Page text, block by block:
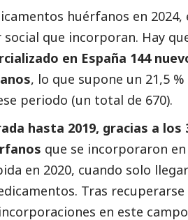
huérfanos en 2024,
social que incorporan. Hay
en España 144
, lo que supone un 21,5 %
periodo (un total de 670).
hasta 2019, gracias a los
que se incorporaron en
en 2020, cuando solo
Tras recuperarse
en este